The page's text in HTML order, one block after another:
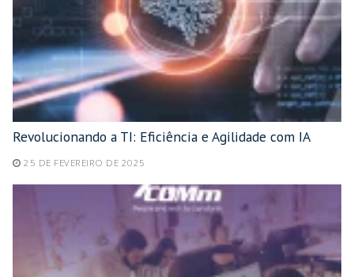
Revolucionando a TI: Eficiência e Agilidade com IA
25 DE FEVEREIRO DE 2025